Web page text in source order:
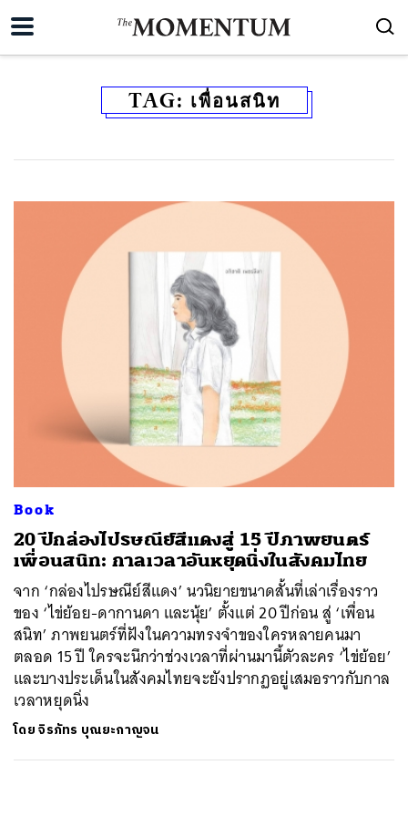
TAG: เพื่อนสนิท
Book
20 ปีกล่องไปรษณีย์สีแดงสู่ 15 ปีภาพยนตร์
เพื่อนสนิท: กาลเวลาอันหยุดนิ่งในสังคมไทย
จาก ‘กล่องไปรษณีย์สีแดง’ นวนิยายขนาดสั้นที่เล่าเรื่องราว
ของ ‘ไข่ย้อย-ดากานดา และนุ้ย’ ตั้งแต่ 20 ปีก่อน สู่ ‘เพื่อน
สนิท’ ภาพยนตร์ที่ฝังในความทรงจำของใครหลายคนมา
ตลอด 15 ปี ใครจะนึกว่าช่วงเวลาที่ผ่านมานี้ตัวละคร ‘ไข่ย้อย’
และบางประเด็นในสังคมไทยจะยังปรากฏอยู่เสมอราวกับกาล
เวลาหยุดนิ่ง
โดยจิรภัทร บุณยะกาญจน